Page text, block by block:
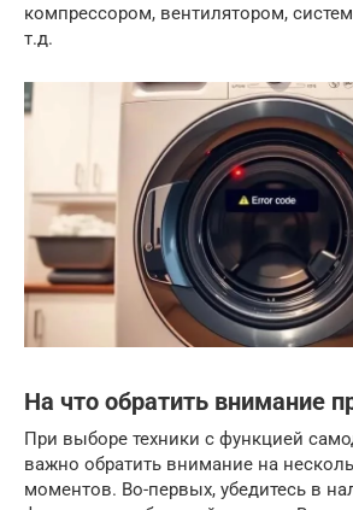
компрессором, вентилятором,
т.д.
На что обратить внимание
При выборе техники с функцией
важно обратить внимание на
моментов. Во-первых, убедитесь в